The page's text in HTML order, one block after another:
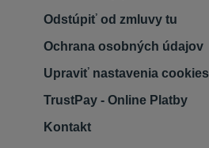
Odstúpiť od zmluvy tu
Ochrana osobných údajov
Upraviť nastavenia cookies
TrustPay - Online Platby
Kontakt